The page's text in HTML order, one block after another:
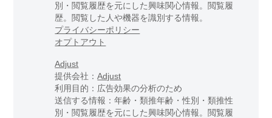
別・閲覧履歴を元にした興味関心情報。閲覧履
歴。閲覧した人や機器を識別する情報。
プライバシーポリシー
オプトアウト
Adjust
提供会社：Adjust
利用目的：広告効果の分析のため
送信する情報：年齢・類推年齢・性別・類推性
別・閲覧履歴を元にした興味関心情報。閲覧履